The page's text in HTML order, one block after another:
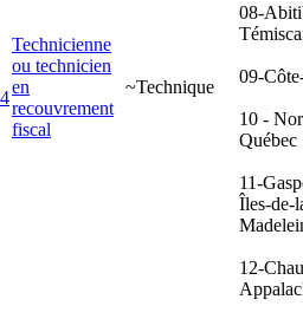
Technicienne
ou technicien
en
recouvrement
fiscal
~Technique
08-
09-
10 -
Québec
11-
Îles-de-
12-